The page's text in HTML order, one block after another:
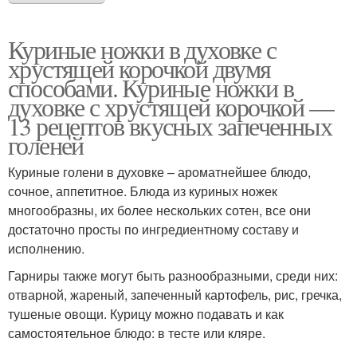
Куриные ножки в духовке с
хрустящей корочкой двумя
способами. Куриные ножки в
духовке с хрустящей корочкой —
13 рецептов вкусных запеченных
голеней
Куриные голени в духовке – ароматнейшее блюдо,
сочное, аппетитное. Блюда из куриных ножек
многообразны, их более нескольких сотен, все они
достаточно просты по ингредиентному составу и
исполнению.
Гарниры также могут быть разнообразными, среди них:
отварной, жареный, запеченный картофель, рис, гречка,
тушеные овощи. Курицу можно подавать и как
самостоятельное блюдо: в тесте или кляре.